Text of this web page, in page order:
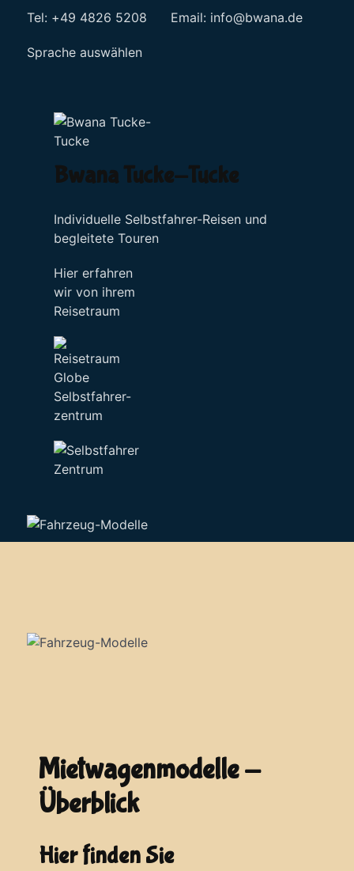
Tel: +49 4826 5208 Email: info@bwana.de
Sprache auswählen
Bwana Tucke-Tucke
Individuelle Selbstfahrer-Reisen und
begleitete Touren
Hier erfahren
wir von ihrem
Reisetraum
Selbstfahrer-
zentrum
Mietwagenmodelle -
Überblick
Hier finden Sie